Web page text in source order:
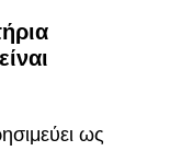
ως